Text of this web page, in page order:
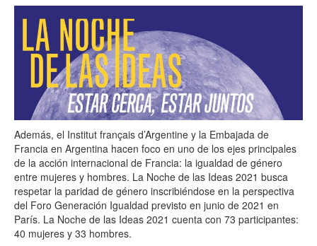
Además, el Institut français d’Argentine y la Embajada de
Francia en Argentina hacen foco en uno de los ejes principales
de la acción internacional de Francia: la igualdad de género
entre mujeres y hombres. La Noche de las Ideas 2021 busca
respetar la paridad de género inscribiéndose en la perspectiva
del Foro Generación Igualdad previsto en junio de 2021 en
París. La Noche de las Ideas 2021 cuenta con 73 participantes:
40 mujeres y 33 hombres.